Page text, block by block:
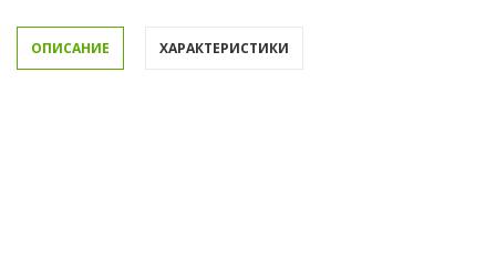
ОПИСАНИЕ ХАРАКТЕРИСТИКИ